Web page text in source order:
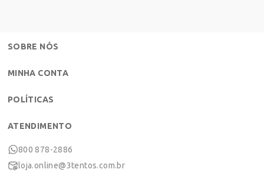
SOBRE NÓS
MINHA CONTA
POLÍTICAS
ATENDIMENTO
800 878-2886
loja.online@3tentos.com.br